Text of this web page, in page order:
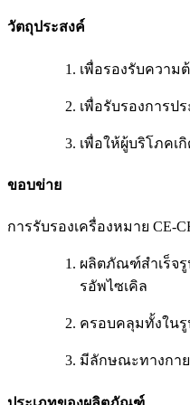
วัตถุประสงค์
เพื่อรองรับความ
เพื่อรับรองการ
เพื่อให้ผู้บริโภคเ
ขอบข่าย
การรับรองเครื่องหมาย
ผลิตภัณฑ์สำเร็จรู
รอัพไซเคิล
ครอบคลุมทั้งในรูป
มีลักษณะทางกา